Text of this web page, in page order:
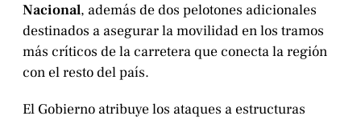
Nacional, además de dos pelotones adicionales
destinados a asegurar la movilidad en los tramos
más críticos de la carretera que conecta la región
con el resto del país.
El Gobierno atribuye los ataques a estructuras